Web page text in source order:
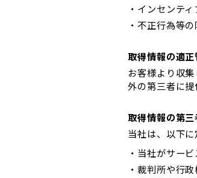
・インセンテ
・不正行為等
取得情報の適正
お客様より収
外の第三者に提
取得情報の第
当社は、以下
・当社がサー
・裁判所や行